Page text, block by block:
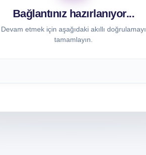
Bağlantınız hazırlanıyor...
Devam etmek için aşağıdaki akıllı doğrulamayı
tamamlayın.